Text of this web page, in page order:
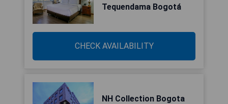
Tequendama Bogotá
CHECK AVAILABILITY
NH Collection Bogota